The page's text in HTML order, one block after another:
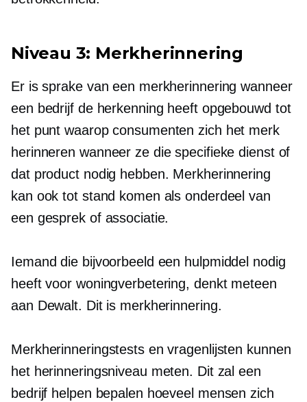
Niveau 3: Merkherinnering
Er is sprake van een merkherinnering wanneer
een bedrijf de herkenning heeft opgebouwd tot
het punt waarop consumenten zich het merk
herinneren wanneer ze die specifieke dienst of
dat product nodig hebben. Merkherinnering
kan ook tot stand komen als onderdeel van
een gesprek of associatie.
Iemand die bijvoorbeeld een hulpmiddel nodig
heeft voor woningverbetering, denkt meteen
aan Dewalt. Dit is merkherinnering.
Merkherinneringstests en vragenlijsten kunnen
het herinneringsniveau meten. Dit zal een
bedrijf helpen bepalen hoeveel mensen zich